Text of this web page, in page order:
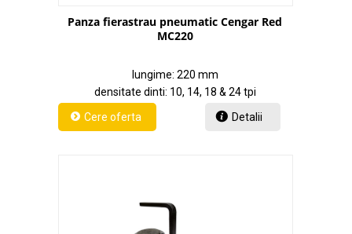
Panza fierastrau pneumatic Cengar Red
MC220
lungime: 220 mm
densitate dinti: 10, 14, 18 & 24 tpi
Detalii